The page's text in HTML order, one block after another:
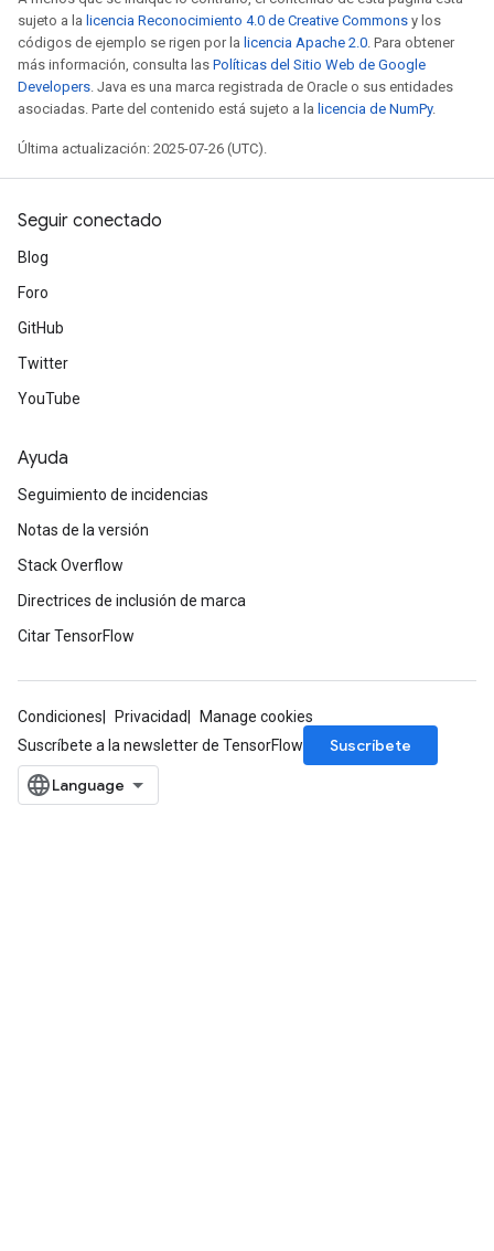
sujeto a la licencia Reconocimiento 4.0 de Creative Commons y los
códigos de ejemplo se rigen por la licencia Apache 2.0. Para obtener
más información, consulta las Políticas del Sitio Web de Google
Developers. Java es una marca registrada de Oracle o sus entidades
asociadas. Parte del contenido está sujeto a la licencia de NumPy.
Última actualización: 2025-07-26 (UTC).
Seguir conectado
Blog
Foro
GitHub
Twitter
YouTube
Ayuda
Seguimiento de incidencias
Notas de la versión
Stack Overflow
Directrices de inclusión de marca
Citar TensorFlow
Condiciones Privacidad
Manage cookies
Suscríbete a la newsletter de TensorFlow
Suscríbete